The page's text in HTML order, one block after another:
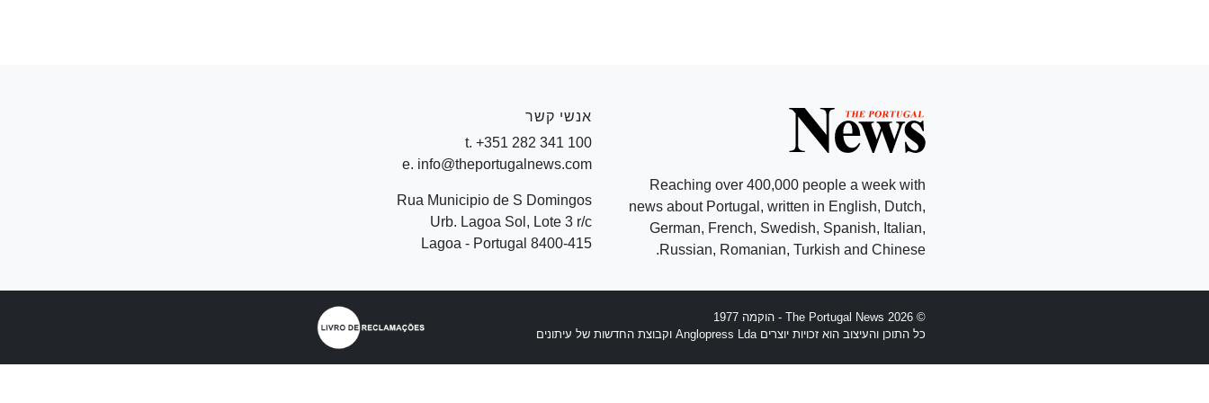
Reaching over 400,000 people a week with
news about Portugal, written in English, Dutch,
German, French, Swedish, Spanish, Italian,
Russian, Romanian, Turkish and Chinese.
אנשי קשר
t. +351 282 341 100
e. info@theportugalnews.com
Rua Municipio de S Domingos
Urb. Lagoa Sol, Lote 3 r/c
8400-415 Lagoa - Portugal
© 2026 The Portugal News - הוקמה 1977
כל התוכן והעיצוב הוא זכויות יוצרים Anglopress Lda וקבוצת החדשות של עיתונים